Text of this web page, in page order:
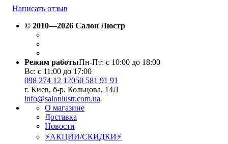
Написать отзыв
© 2010—2026 Салон Люстр
Режим работыПн-Пт: с 10:00 до 18:00
Вс: с 11:00 до 17:00
098 274 12 12050 581 91 91
г. Киев, б-р. Кольцова, 14Л
info@salonlustr.com.ua
О магазине
Доставка
Новости
⚡АКЦИИ/СКИДКИ⚡